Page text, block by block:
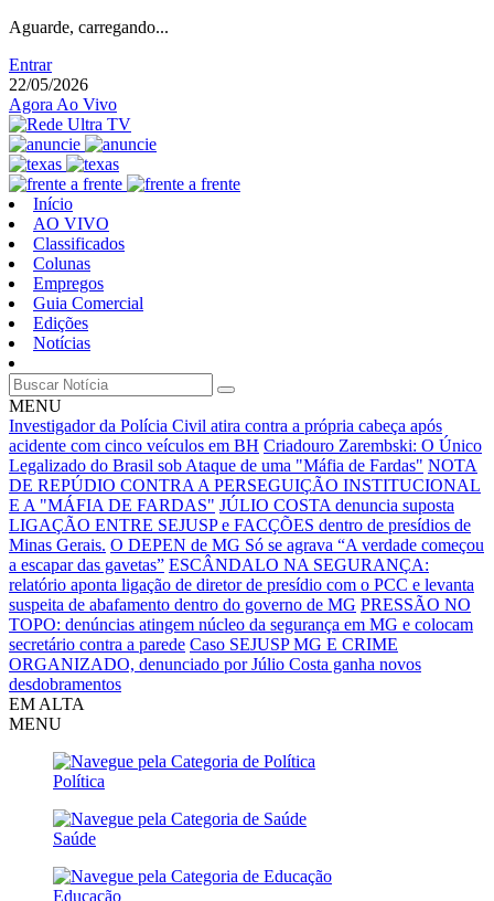
Aguarde, carregando...
Entrar
22/05/2026
Agora Ao Vivo
Início
AO VIVO
Classificados
Colunas
Empregos
Guia Comercial
Edições
Notícias
MENU
Investigador da Polícia Civil atira contra a própria cabeça após
acidente com cinco veículos em BH Criadouro Zarembski: O Único
Legalizado do Brasil sob Ataque de uma "Máfia de Fardas" NOTA
DE REPÚDIO CONTRA A PERSEGUIÇÃO INSTITUCIONAL
E A "MÁFIA DE FARDAS" JÚLIO COSTA denuncia suposta
LIGAÇÃO ENTRE SEJUSP e FACÇÕES dentro de presídios de
Minas Gerais. O DEPEN de MG Só se agrava “A verdade começou
a escapar das gavetas” ESCÂNDALO NA SEGURANÇA:
relatório aponta ligação de diretor de presídio com o PCC e levanta
suspeita de abafamento dentro do governo de MG PRESSÃO NO
TOPO: denúncias atingem núcleo da segurança em MG e colocam
secretário contra a parede Caso SEJUSP MG E CRIME
ORGANIZADO, denunciado por Júlio Costa ganha novos
desdobramentos
EM ALTA
MENU
Política
Saúde
Educação